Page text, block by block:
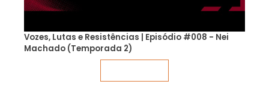
Vozes, Lutas e Resistências | Episódio #008 - Nei
Machado (Temporada 2)